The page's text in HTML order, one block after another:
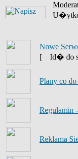
Nowe
[
Id� do
Plany co do
Regulamin
Reklama